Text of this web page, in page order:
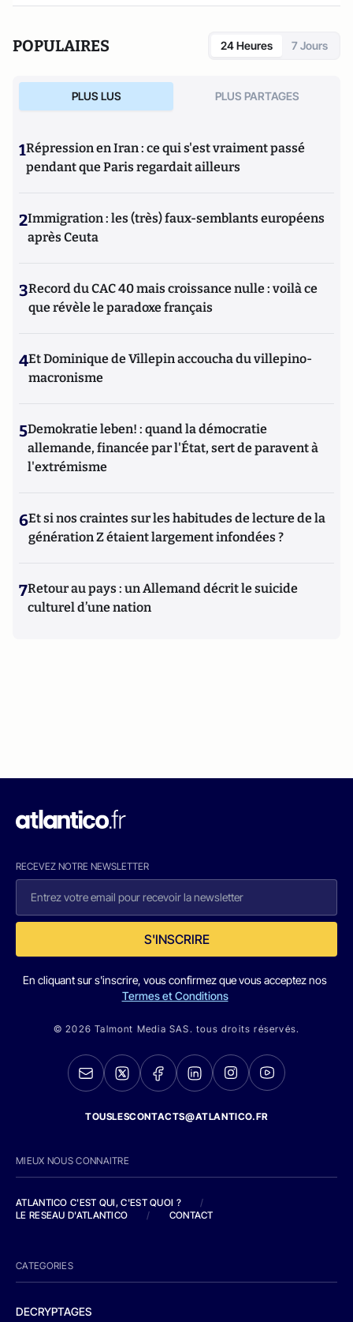
POPULAIRES 24 Heures 7 Jours
PLUS LUS PLUS PARTAGES
1Répression en Iran : ce qui s'est vraiment passé
pendant que Paris regardait ailleurs
2Immigration : les (très) faux-semblants européens
après Ceuta
3Record du CAC 40 mais croissance nulle : voilà ce
que révèle le paradoxe français
4Et Dominique de Villepin accoucha du villepino-
macronisme
5Demokratie leben! : quand la démocratie
allemande, financée par l'État, sert de paravent à
l'extrémisme
6Et si nos craintes sur les habitudes de lecture de la
génération Z étaient largement infondées ?
7Retour au pays : un Allemand décrit le suicide
culturel d’une nation
RECEVEZ NOTRE NEWSLETTER
S'INSCRIRE
En cliquant sur s'inscrire, vous confirmez que vous acceptez nos
Termes et Conditions
© 2026 Talmont Media SAS. tous droits réservés.
TOUSLESCONTACTS@ATLANTICO.FR
MIEUX NOUS CONNAITRE
ATLANTICO C'EST QUI, C'EST QUOI ?
/
LE RESEAU D'ATLANTICO
/ CONTACT
CATEGORIES
DECRYPTAGES